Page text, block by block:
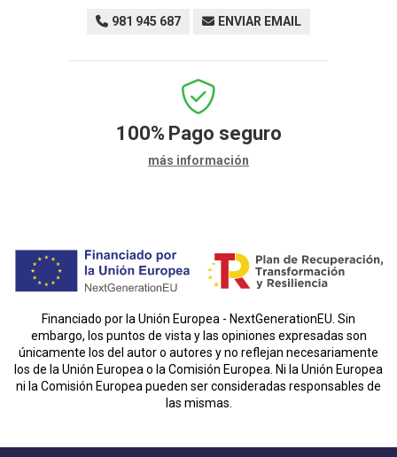
981 945 687 ENVIAR EMAIL
100% Pago seguro
más información
Financiado por la Unión Europea - NextGenerationEU. Sin
embargo, los puntos de vista y las opiniones expresadas son
únicamente los del autor o autores y no reflejan necesariamente
los de la Unión Europea o la Comisión Europea. Ni la Unión Europea
ni la Comisión Europea pueden ser consideradas responsables de
las mismas.